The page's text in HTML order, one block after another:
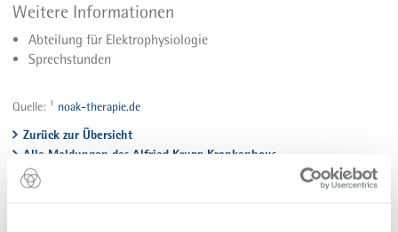
Weitere Informationen
Abteilung für Elektrophysiologie
Sprechstunden
Quelle: ¹ noak-therapie.de
Zurück zur Übersicht
Alle Meldungen des Alfried Krupp Krankenhaus